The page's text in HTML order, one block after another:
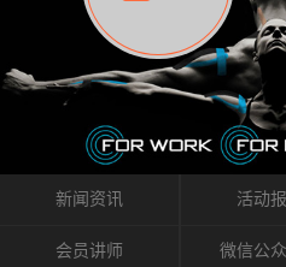
皮肤的敏
的，是在
性，减少
么原因引
仅供大家
们分析解
KINESIO
原因，简
括：1）
有毒细菌
的作用。
间内表现
对身体没
状。 但是
坏，各种
态下，细
间传递适
因子级联
肤上下左
织的筋膜
放压力，
种可以改
关系的方
官。研究
且柔软的
流体的空
最大的脏
内流通，
新闻资讯 活动
会员讲师 微信公